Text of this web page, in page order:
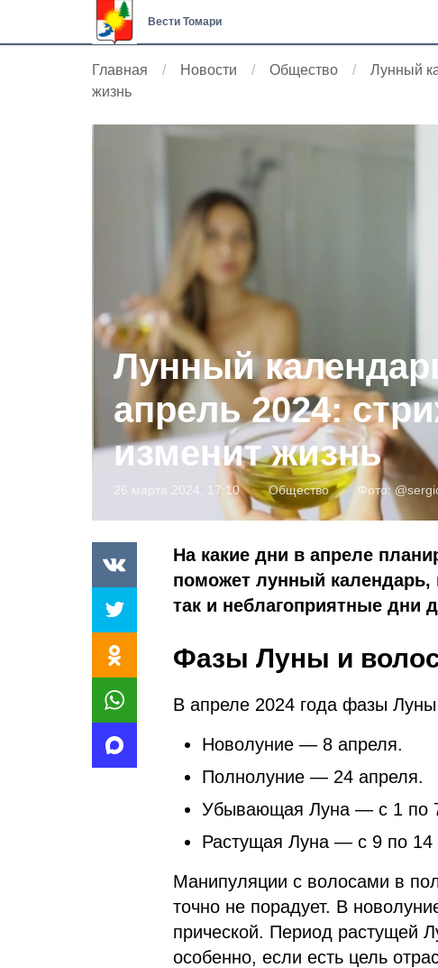
Вести Томари
Главная Новости Общество
Лунный
жизнь
Лунный
апрель 2024:
изменит жизнь
26 марта 2024, 17:10 Общество Фото:
На какие дни в апреле
поможет лунный календарь,
так и неблагоприятные дни
Фазы Луны и
В апреле 2024 года фазы
Новолуние — 8 апреля.
Полнолуние — 24 апреля.
Убывающая Луна — с 1 по
Растущая Луна — с 9 по 14
Манипуляции с волосами в
точно не порадует. В
прической. Период растущей
особенно, если есть цель